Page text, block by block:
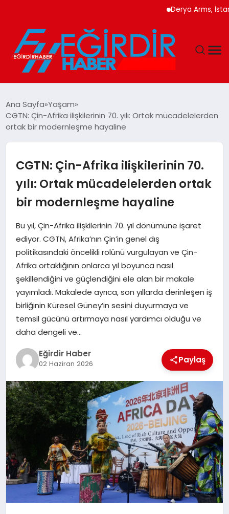
Derya Arms, İstanbul
EĞITIM
MAGAZIN
SIYASET
SPOR
TEKNOLOJI
YAŞAM
Ana Sayfa Yaşam
CGTN: Çin-Afrika ilişkilerinin 70. yılı: Ortak mücadelelerden
ortak bir modernleşme hayaline
CGTN: Çin-Afrika ilişkilerinin 70.
yılı: Ortak mücadelelerden ortak
bir modernleşme hayaline
Bu yıl, Çin-Afrika ilişkilerinin 70. yıl dönümüne işaret
ediyor. CGTN, Afrika’nın Çin’in genel dış
politikasındaki öncelikli rolünü vurgulayan ve Çin-
Afrika ortaklığının onlarca yıl boyunca nasıl
şekillendiğini ve güçlendiğini ele alan bir makale
yayımladı. Makalede ayrıca, son yıllarda derinleşen iş
birliğinin Küresel Güney’in sesini duyurmaya ve
temsil gücünü artırmaya nasıl yardımcı olduğu ve
daha dengeli ve…
Eğirdir Haber
02 Haziran 2026 Paylaş